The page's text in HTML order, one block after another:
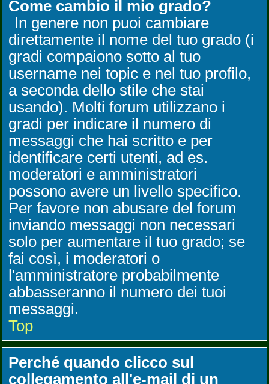
Come cambio il mio grado?
In genere non puoi cambiare
direttamente il nome del tuo grado (i
gradi compaiono sotto al tuo
username nei topic e nel tuo profilo,
a seconda dello stile che stai
usando). Molti forum utilizzano i
gradi per indicare il numero di
messaggi che hai scritto e per
identificare certi utenti, ad es.
moderatori e amministratori
possono avere un livello specifico.
Per favore non abusare del forum
inviando messaggi non necessari
solo per aumentare il tuo grado; se
fai così, i moderatori o
l'amministratore probabilmente
abbasseranno il numero dei tuoi
messaggi.
Top
Perché quando clicco sul
collegamento all'e-mail di un